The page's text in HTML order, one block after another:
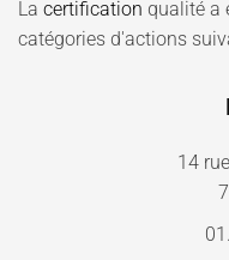
La certification qualité a
catégories d'actions
14